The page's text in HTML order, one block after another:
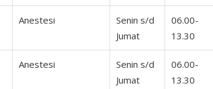
Anestesi
Senin s/d
Jumat
06.00-
13.30
Anestesi
Senin s/d
Jumat
06.00-
13.30